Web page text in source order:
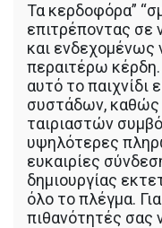
Τα κερδοφόρα”
επιτρέποντας σε
και ενδεχομένως
περαιτέρω κέρδη.
αυτό το παιχνίδι
συστάδων, καθώς
ταιριαστών
υψηλότερες
ευκαιρίες
δημιουργίας
όλο το πλέγμα.
πιθανότητές σας